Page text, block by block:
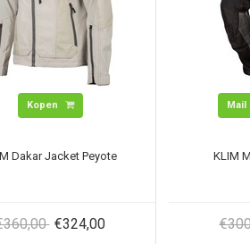
Kopen
Dakar Jacket Peyote
€324,00
Mail
KLIM